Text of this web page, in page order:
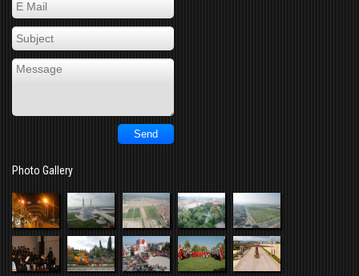
Photo Gallery